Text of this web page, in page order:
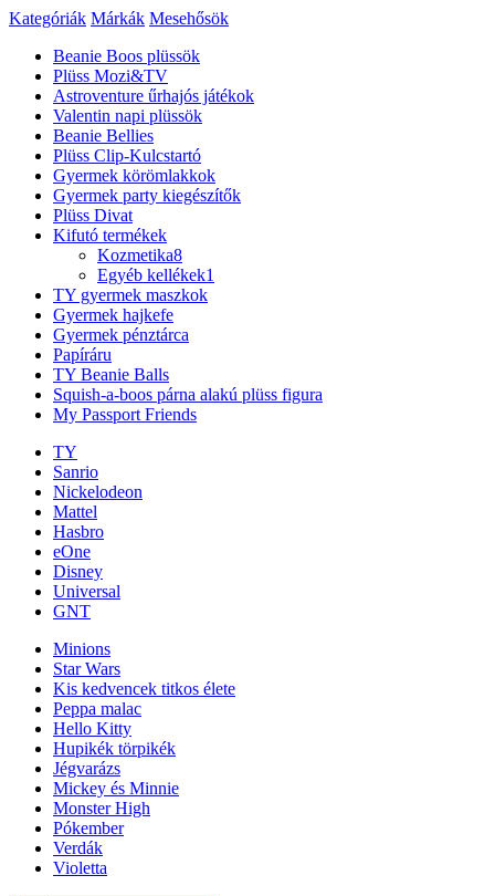
Kategóriák Márkák Mesehősök
Beanie Boos plüssök
Plüss Mozi&TV
Astroventure űrhajós játékok
Valentin napi plüssök
Beanie Bellies
Plüss Clip-Kulcstartó
Gyermek körömlakkok
Gyermek party kiegészítők
Plüss Divat
Kifutó termékek
Kozmetika8
Egyéb kellékek1
TY gyermek maszkok
Gyermek hajkefe
Gyermek pénztárca
Papíráru
TY Beanie Balls
Squish-a-boos párna alakú plüss figura
My Passport Friends
TY
Sanrio
Nickelodeon
Mattel
Hasbro
eOne
Disney
Universal
GNT
Minions
Star Wars
Kis kedvencek titkos élete
Peppa malac
Hello Kitty
Hupikék törpikék
Jégvarázs
Mickey és Minnie
Monster High
Pókember
Verdák
Violetta